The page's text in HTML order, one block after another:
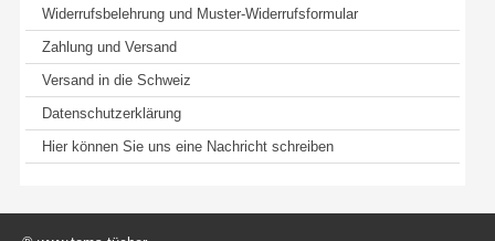
Widerrufsbelehrung und Muster-Widerrufsformular
Zahlung und Versand
Versand in die Schweiz
Datenschutzerklärung
Hier können Sie uns eine Nachricht schreiben